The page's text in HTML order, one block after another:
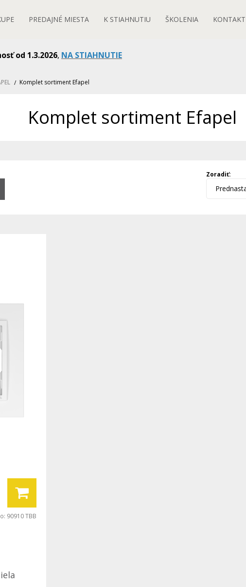
PREDAJNÉ MIESTA K STIAHNUTIU ŠKOLENIA KONTAKT
od 1.3.2026, NA STIAHNUTIE
Komplet sortiment Efapel
Komplet sortiment Efapel
Zoradiť:
90910 TBB